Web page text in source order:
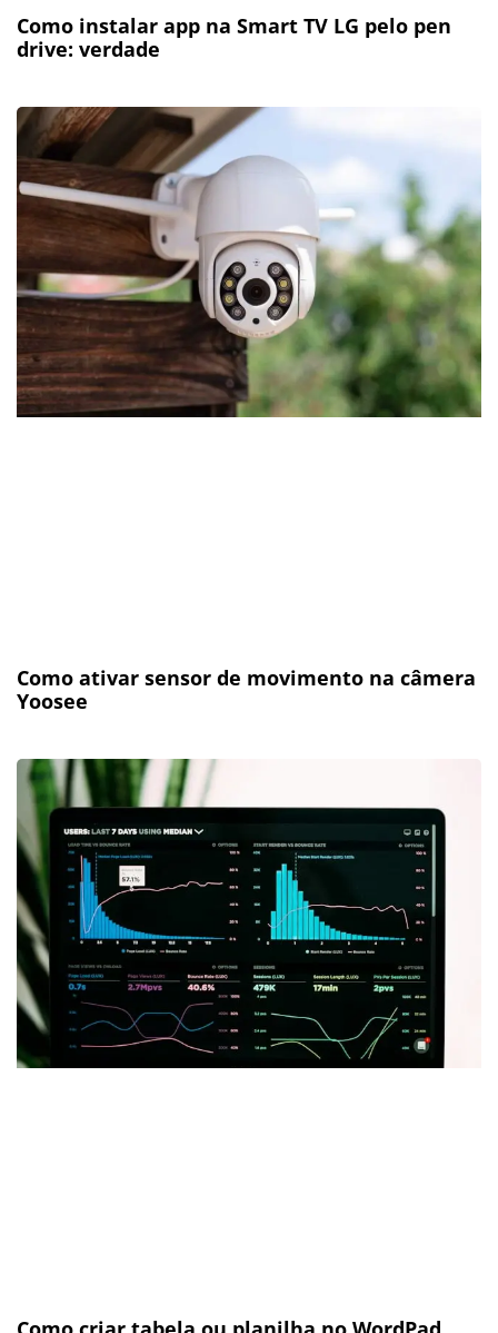
Como instalar app na Smart TV LG pelo pen
drive: verdade
Como ativar sensor de movimento na câmera
Yoosee